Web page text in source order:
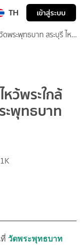
TH เข้าสู่ระบบ
ดพระพุทธบาท สระบุรี ไหว้
ว้พระใกล้
ะพุทธบาท
วัดพระพุทธบาท